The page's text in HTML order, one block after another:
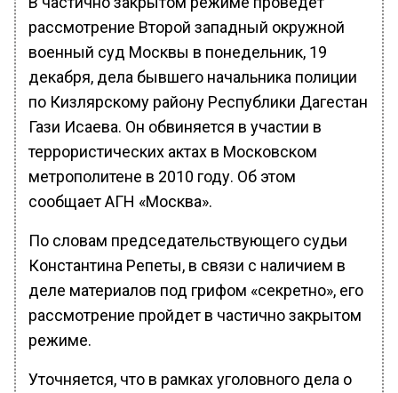
рассмотрение Второй западный окружной
военный суд Москвы в понедельник, 19
декабря, дела бывшего начальника полиции
по Кизлярскому району Республики Дагестан
Гази Исаева. Он обвиняется в участии в
террористических актах в Московском
метрополитене в 2010 году. Об этом
сообщает АГН «Москва».
По словам председательствующего судьи
Константина Репеты, в связи с наличием в
деле материалов под грифом «секретно», его
рассмотрение пройдет в частично закрытом
режиме.
Уточняется, что в рамках уголовного дела о